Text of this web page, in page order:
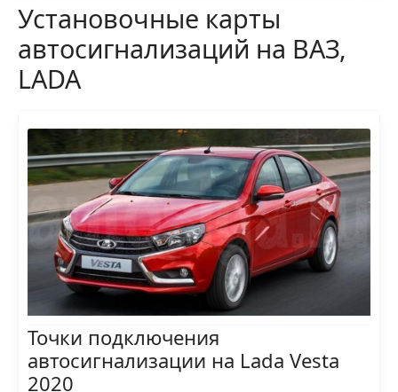
Установочные карты
автосигнализаций на ВАЗ,
LADA
Точки подключения
автосигнализации на Lada Vesta
2020